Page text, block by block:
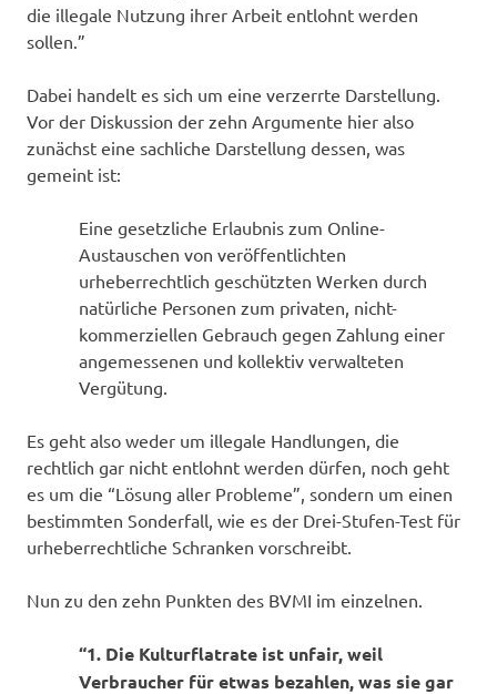
die illegale Nutzung ihrer Arbeit entlohnt werden
sollen.”
Dabei handelt es sich um eine verzerrte Darstellung.
Vor der Diskussion der zehn Argumente hier also
zunächst eine sachliche Darstellung dessen, was
gemeint ist:
Eine gesetzliche Erlaubnis zum Online-
Austauschen von veröffentlichten
urheberrechtlich geschützten Werken durch
natürliche Personen zum privaten, nicht-
kommerziellen Gebrauch gegen Zahlung einer
angemessenen und kollektiv verwalteten
Vergütung.
Es geht also weder um illegale Handlungen, die
rechtlich gar nicht entlohnt werden dürfen, noch geht
es um die “Lösung aller Probleme”, sondern um einen
bestimmten Sonderfall, wie es der Drei-Stufen-Test für
urheberrechtliche Schranken vorschreibt.
Nun zu den zehn Punkten des BVMI im einzelnen.
“1. Die Kulturflatrate ist unfair, weil
Verbraucher für etwas bezahlen, was sie gar